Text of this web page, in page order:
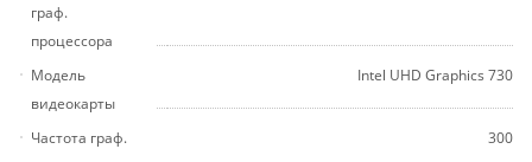
граф.
процессора
Модель
видеокарты
Intel UHD Graphics 730
Частота граф.
300